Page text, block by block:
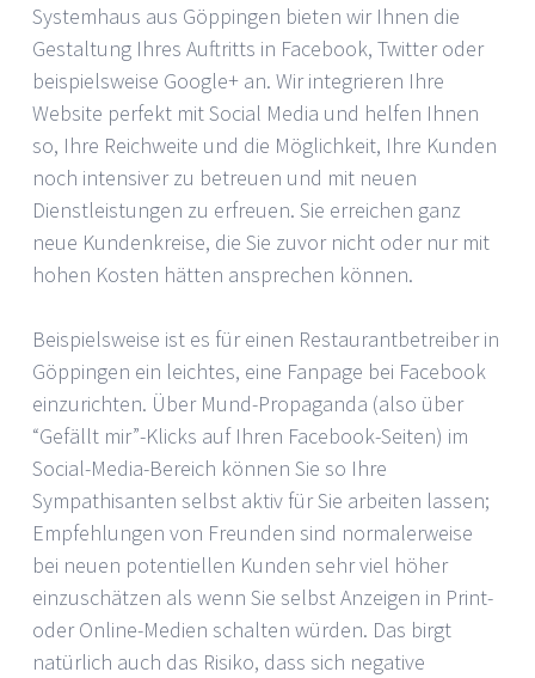
Systemhaus aus Göppingen bieten wir Ihnen die
Gestaltung Ihres Auftritts in Facebook, Twitter oder
beispielsweise Google+ an. Wir integrieren Ihre
Website perfekt mit Social Media und helfen Ihnen
so, Ihre Reichweite und die Möglichkeit, Ihre Kunden
noch intensiver zu betreuen und mit neuen
Dienstleistungen zu erfreuen. Sie erreichen ganz
neue Kundenkreise, die Sie zuvor nicht oder nur mit
hohen Kosten hätten ansprechen können.
Beispielsweise ist es für einen Restaurantbetreiber in
Göppingen ein leichtes, eine Fanpage bei Facebook
einzurichten. Über Mund-Propaganda (also über
“Gefällt mir”-Klicks auf Ihren Facebook-Seiten) im
Social-Media-Bereich können Sie so Ihre
Sympathisanten selbst aktiv für Sie arbeiten lassen;
Empfehlungen von Freunden sind normalerweise
bei neuen potentiellen Kunden sehr viel höher
einzuschätzen als wenn Sie selbst Anzeigen in Print-
oder Online-Medien schalten würden. Das birgt
natürlich auch das Risiko, dass sich negative